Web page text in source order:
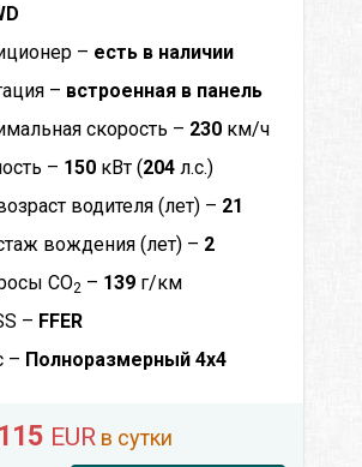
– есть в наличии
– встроенная в панель
скорость – 230 км/ч
– 150 кВт (204 л.с.)
водителя (лет) – 21
вождения (лет) – 2
CO2 – 139 г/км
– FFER
– Полноразмерный 4x4
115 EUR в сутки